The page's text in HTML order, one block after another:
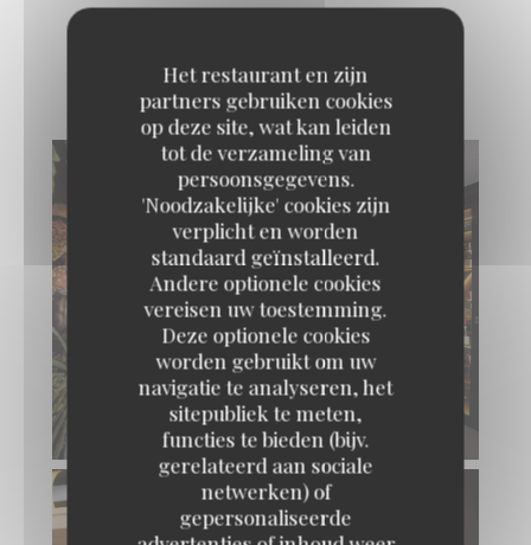
Het restaurant en zijn
partners gebruiken cookies
op deze site, wat kan leiden
tot de verzameling van
persoonsgegevens.
'Noodzakelijke' cookies zijn
verplicht en worden
standaard geïnstalleerd.
Andere optionele cookies
vereisen uw toestemming.
Deze optionele cookies
worden gebruikt om uw
navigatie te analyseren, het
sitepubliek te meten,
functies te bieden (bijv.
gerelateerd aan sociale
netwerken) of
gepersonaliseerde
Une cave à vins aux 1500
références !